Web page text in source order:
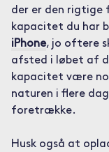
der er den rigtige
kapacitet du har
iPhone, jo oftere
afsted i løbet af
kapacitet være
naturen i flere
foretrække.
Husk også at